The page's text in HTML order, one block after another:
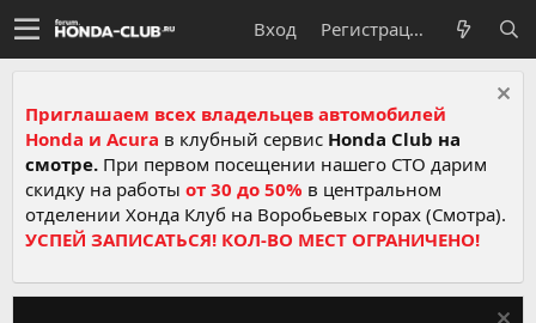
Вход Регистрация
Приглашаем всех владельцев автомобилей
Honda и Acura в клубный сервис Honda Club на
смотре. При первом посещении нашего СТО дарим
скидку на работы от 30 до 50% в центральном
отделении Хонда Клуб на Воробьевых горах (Смотра).
УСПЕЙ ЗАПИСАТЬСЯ! КОЛ-ВО МЕСТ ОГРАНИЧЕНО!